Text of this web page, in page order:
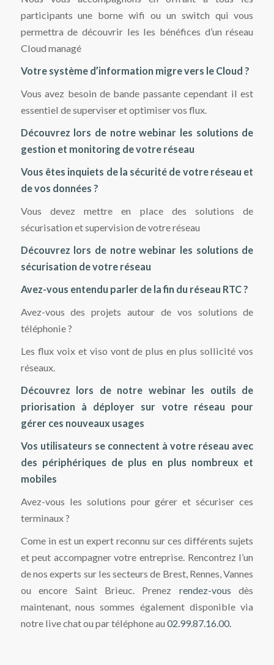
participants une borne wifi ou un switch qui vous
permettra de découvrir les les bénéfices d’un réseau
Cloud managé
Votre système d’information migre vers le Cloud ?
Vous avez besoin de bande passante cependant il est
essentiel de superviser et optimiser vos flux.
Découvrez lors de notre webinar les solutions de
gestion et monitoring de votre réseau
Vous êtes inquiets de la sécurité de votre réseau et
de vos données ?
Vous devez mettre en place des solutions de
sécurisation et supervision de votre réseau
Découvrez lors de notre webinar les solutions de
sécurisation de votre réseau
Avez-vous entendu parler de la fin du réseau RTC ?
Avez-vous des projets autour de vos solutions de
téléphonie ?
Les flux voix et viso vont de plus en plus sollicité vos
réseaux.
Découvrez lors de notre webinar les outils de
priorisation à déployer sur votre réseau pour
gérer ces nouveaux usages
Vos utilisateurs se connectent à votre réseau avec
des périphériques de plus en plus nombreux et
mobiles
Avez-vous les solutions pour gérer et sécuriser ces
terminaux ?
Come in est un expert reconnu sur ces différents sujets
et peut accompagner votre entreprise. Rencontrez l’un
de nos experts sur les secteurs de Brest, Rennes, Vannes
ou encore Saint Brieuc. Prenez rendez-vous dès
maintenant, nous sommes également disponible via
notre live chat ou par téléphone au 02.99.87.16.00.